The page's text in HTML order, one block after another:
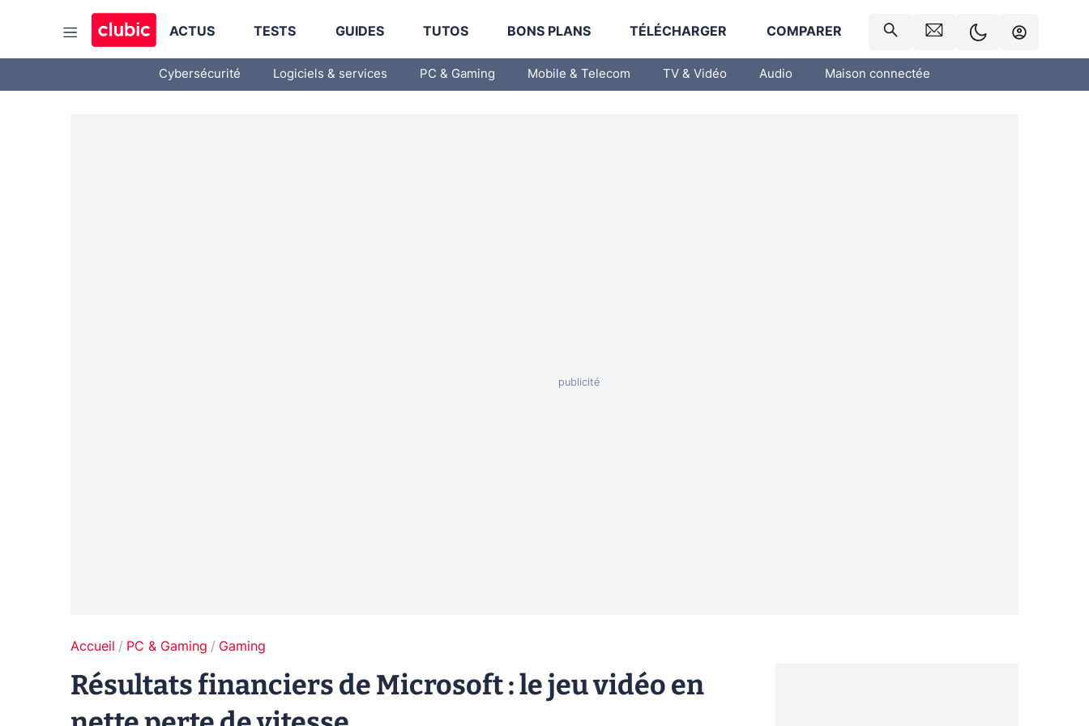
ACTUS TESTS GUIDES TUTOS BONS PLANS TÉLÉCHARGER COMPARER
Cybersécurité Logiciels & services PC & Gaming Mobile & Telecom TV & Vidéo Audio Maison connectée
Accueil PC & Gaming Gaming
Résultats financiers de Microsoft : le jeu vidéo en